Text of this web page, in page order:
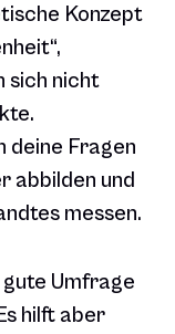
Konzept
sich nicht
deine Fragen
abbilden und
messen.
Umfrage
hilft aber